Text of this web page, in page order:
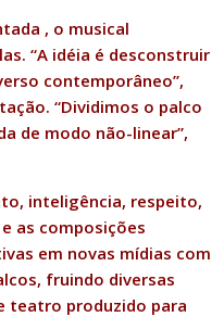
, o musical
“A idéia é desconstruir
contemporâneo”,
“Dividimos o palco
de modo não-linear”,
inteligência, respeito,
as composições
em novas mídias com
fruindo diversas
teatro produzido para